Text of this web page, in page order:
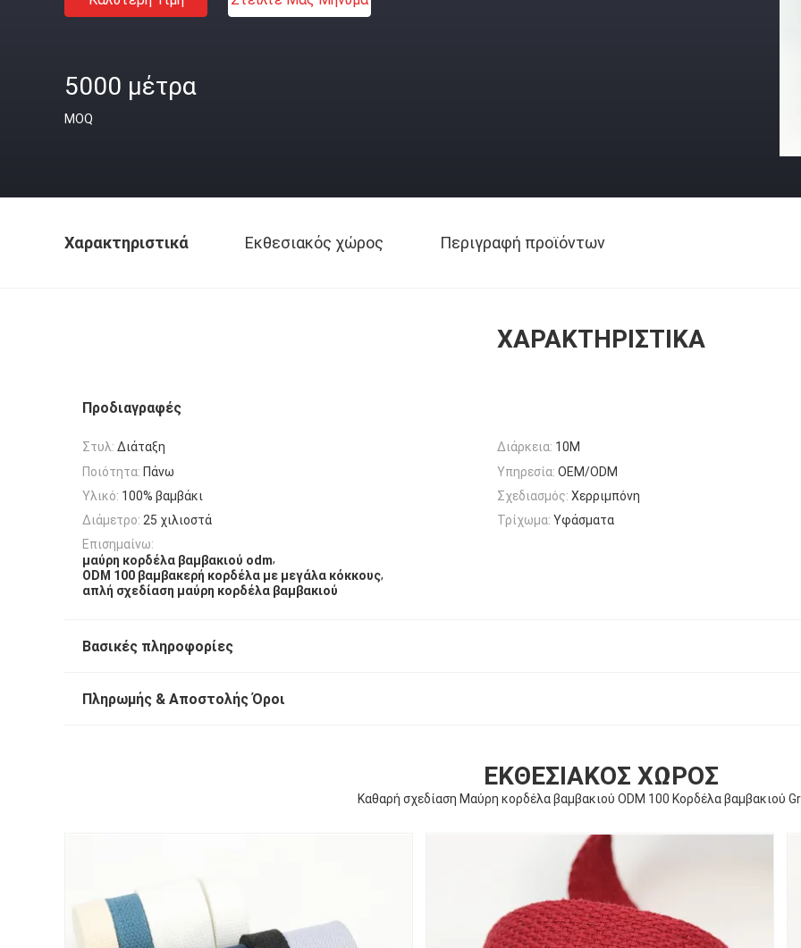
5000 μέτρα
MOQ
Χαρακτηριστικά Εκθεσιακός χώρος Περιγραφή προϊόντων
ΧΑΡΑΚΤΗΡΙΣΤΙΚΆ
Προδιαγραφές
Στυλ: Διάταξη Διάρκεια: 10M
Ποιότητα: Πάνω Υπηρεσία: OEM/ODM
Υλικό: 100% βαμβάκι Σχεδιασμός: Χερριμπόνη
Διάμετρο: 25 χιλιοστά Τρίχωμα: Υφάσματα
Επισημαίνω:
μαύρη κορδέλα βαμβακιού odm,
ODM 100 βαμβακερή κορδέλα με μεγάλα κόκκους,
απλή σχεδίαση μαύρη κορδέλα βαμβακιού
Βασικές πληροφορίες
Πληρωμής & Αποστολής Όροι
ΕΚΘΕΣΙΑΚΌΣ ΧΏΡΟΣ
Καθαρή σχεδίαση Μαύρη κορδέλα βαμβακιού ODM 100 Κορδέλα βαμβακιού